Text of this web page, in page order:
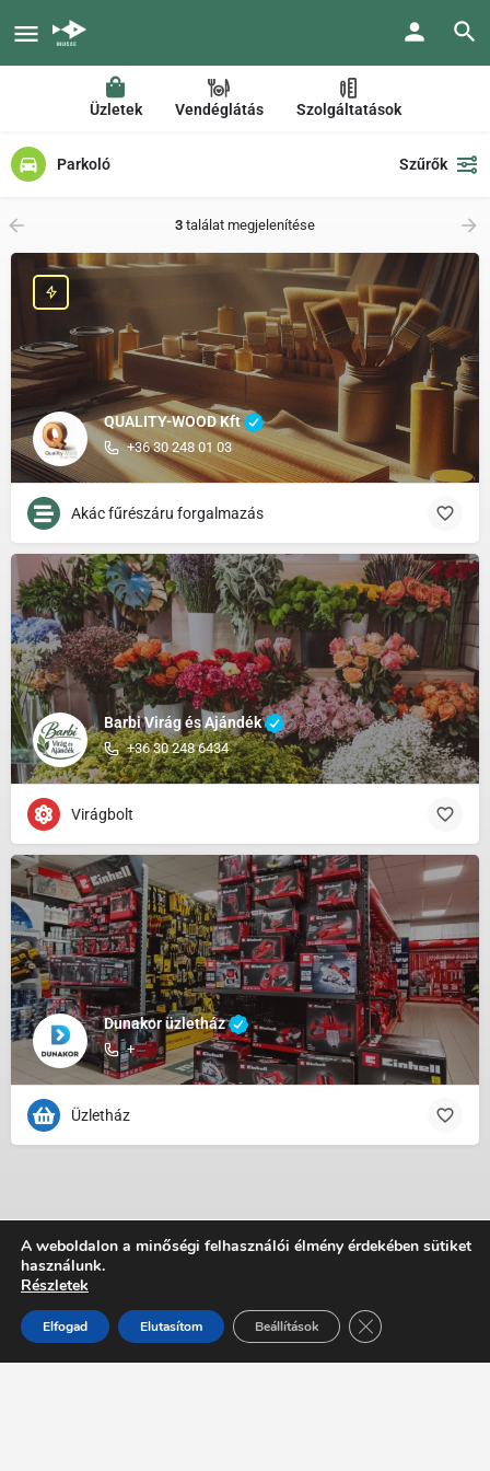
Üzletek Vendéglátás Szolgáltatások
Parkoló Szűrők
3 találat megjelenítése
QUALITY-WOOD Kft
+36 30 248 01 03
Akác fűrészáru forgalmazás
Barbi Virág és Ajándék
+36 30 248 6434
Virágbolt
Dunakor üzletház
+
Üzletház
A weboldalon a minőségi felhasználói élmény érdekében sütiket
használunk.
Részletek
Elfogad Elutasítom Beállítások Close GDPR